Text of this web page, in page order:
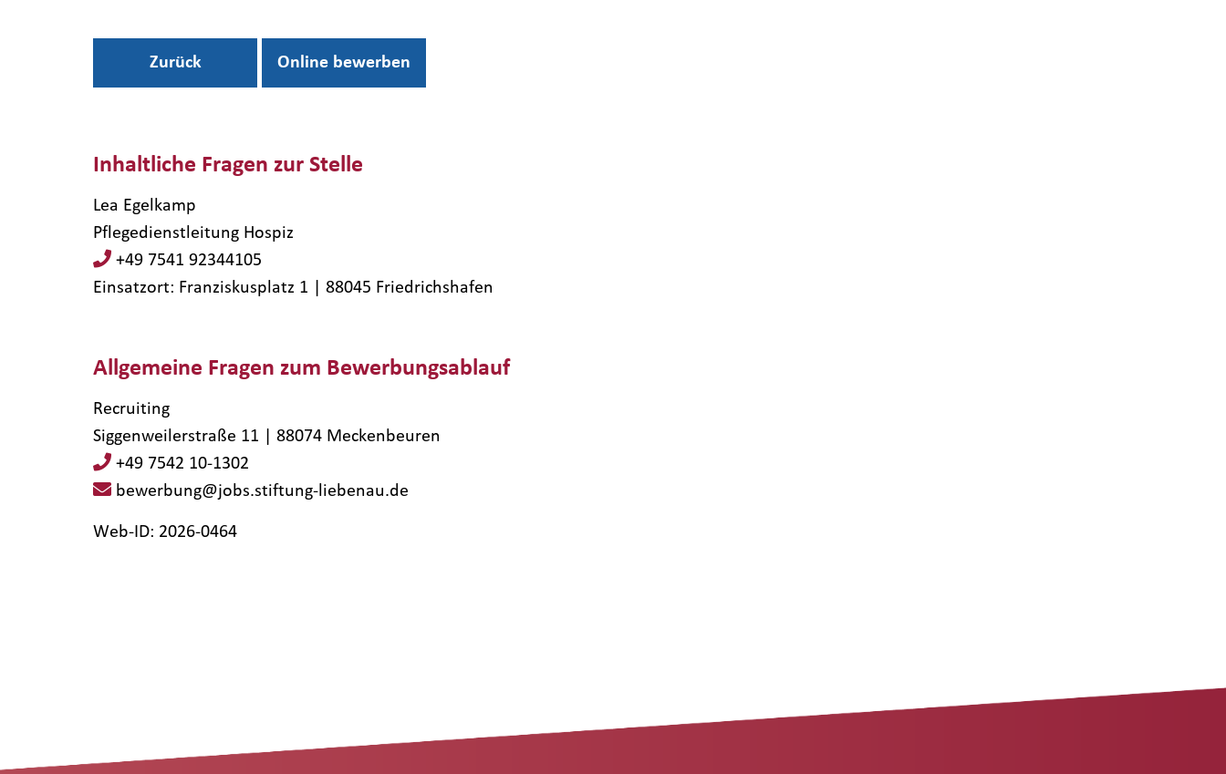
Inhaltliche Fragen zur Stelle
Lea Egelkamp
Pflegedienstleitung Hospiz
+49 7541 92344105
Einsatzort: Franziskusplatz 1 | 88045​ Friedrichshafen
Allgemeine Fragen zum Bewerbungsablauf
Recruiting
Siggenweilerstraße 11 | 88074 Meckenbeuren
+49 7542 10-1302
bewerbung@jobs.stiftung-liebenau.de
Web-ID: 2026-0464
Zurück Online bewerben